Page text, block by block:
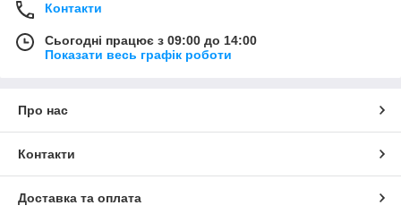
Контакти
Сьогодні працює з 09:00 до 14:00
Показати весь графік роботи
Про нас
Контакти
Доставка та оплата